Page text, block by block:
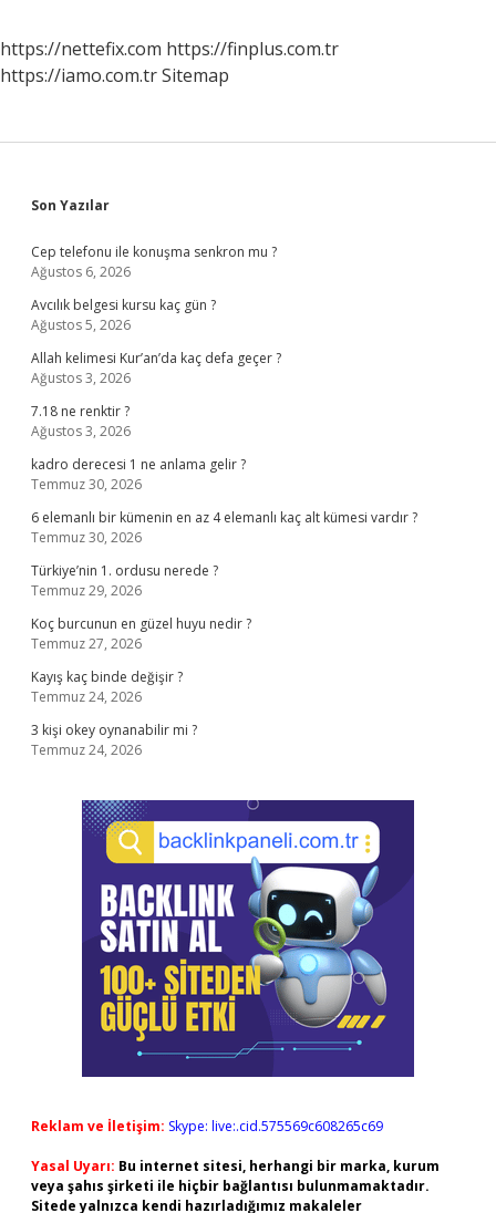
Yaşar
https://nettefix.com https://finplus.com.tr
https://iamo.com.trSitemap
Sidebar
Son Yazılar
Cep telefonu ile konuşma senkron mu ?
Ağustos 6, 2026
Avcılık belgesi kursu kaç gün ?
Ağustos 5, 2026
Allah kelimesi Kur’an’da kaç defa geçer ?
Ağustos 3, 2026
7.18 ne renktir ?
Ağustos 3, 2026
kadro derecesi 1 ne anlama gelir ?
Temmuz 30, 2026
6 elemanlı bir kümenin en az 4 elemanlı kaç alt kümesi vardır ?
Temmuz 30, 2026
Türkiye’nin 1. ordusu nerede ?
Temmuz 29, 2026
Koç burcunun en güzel huyu nedir ?
Temmuz 27, 2026
Kayış kaç binde değişir ?
Temmuz 24, 2026
3 kişi okey oynanabilir mi ?
Temmuz 24, 2026
Reklam ve İletişim: Skype: live:.cid.575569c608265c69
Yasal Uyarı: Bu internet sitesi, herhangi bir marka, kurum
veya şahıs şirketi ile hiçbir bağlantısı bulunmamaktadır.
Sitede yalnızca kendi hazırladığımız makaleler